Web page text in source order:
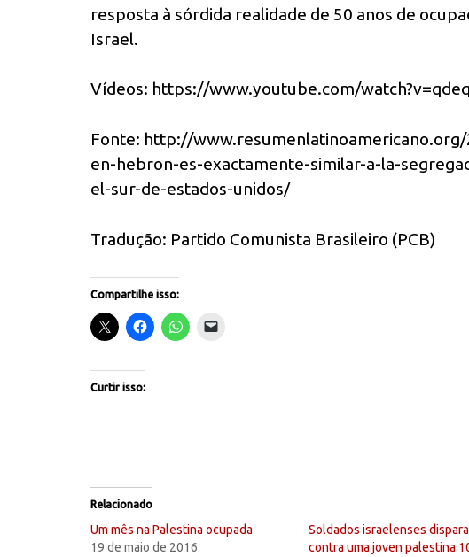
resposta à sórdida realidade de 50 anos de
Israel.
Vídeos: https://www.youtube.com/
Fonte: http://www.resumenlatinoamericano.org/
en-hebron-es-exactamente-similar-a-la-
el-sur-de-estados-unidos/
Tradução: Partido Comunista Brasileiro (PCB)
Compartilhe isso:
Curtir isso:
Relacionado
Um mês na Palestina ocupada
19 de maio de 2016
Soldados israelenses
contra uma joven palestina